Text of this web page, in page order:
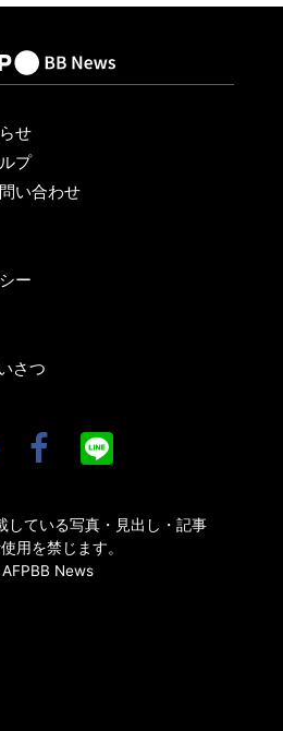
せ
プ
い合わせ
ー
さつ
している写真・見出し・記事
用を禁じます。
News